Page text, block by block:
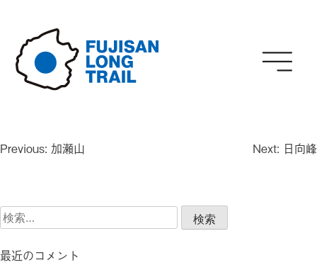
content
投
ゲ
シ
Previous: 加瀬山 Next: 日向峰
検
索:
最近のコメント